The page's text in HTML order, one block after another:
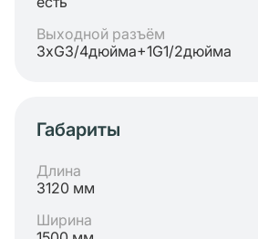
Выходной разъём
3хG3/4дюйма+1G1/2дюйма
Габариты
Длина
3120 мм
Ширина